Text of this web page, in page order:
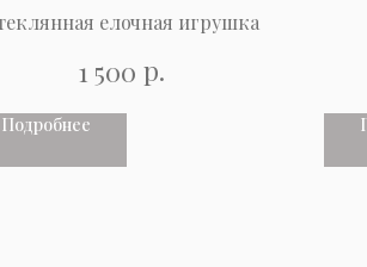
елочная игрушка
1 500 р.
Подробнее